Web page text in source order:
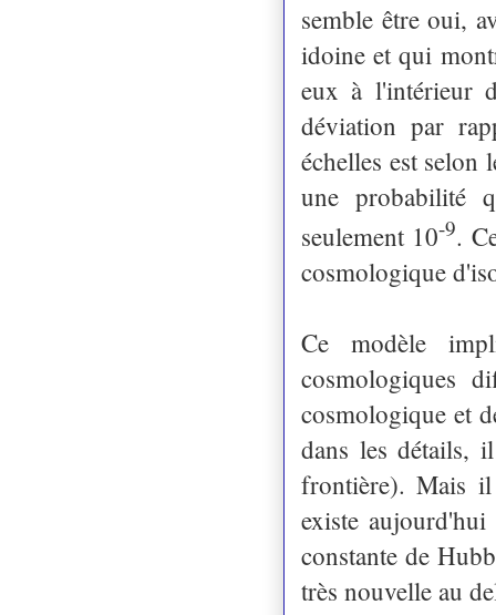
semble être oui,
idoine et qui
eux à l'intérieur
déviation par
échelles est selon
une probabilité
seulement 10-9.
cosmologique
Ce modèle
cosmologiques
cosmologique et
dans les détails,
frontière). Mais il
existe aujourd'hui
constante de
très nouvelle au